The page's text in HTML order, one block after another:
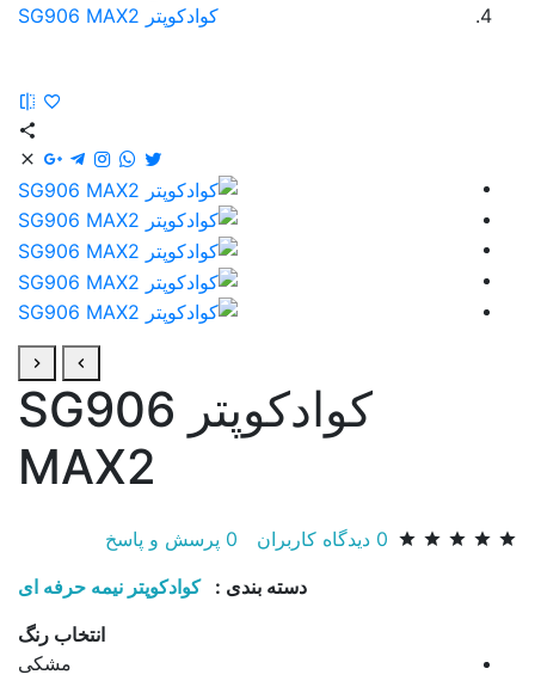
کوادکوپتر SG906 MAX2
کوادکوپتر SG906
MAX2
0 دیدگاه کاربران 0 پرسش و پاسخ
دسته بندی :
کوادکوپتر نیمه حرفه ای
انتخاب رنگ
مشکی